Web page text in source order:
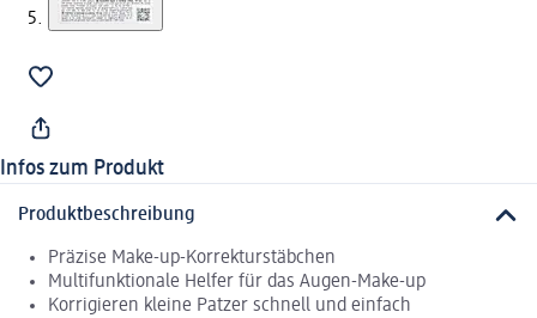
Infos zum Produkt
Produktbeschreibung
Präzise Make-up-Korrekturstäbchen
Multifunktionale Helfer für das Augen-Make-up
Korrigieren kleine Patzer schnell und einfach